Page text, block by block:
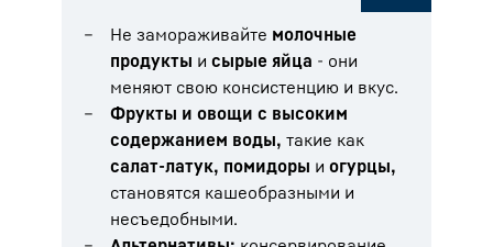
Не замораживайте молочные
продукты и сырые яйца - они
меняют свою консистенцию и вкус.
Фрукты и овощи с высоким
содержанием воды, такие как
салат-латук, помидоры и огурцы,
становятся кашеобразными и
несъедобными.